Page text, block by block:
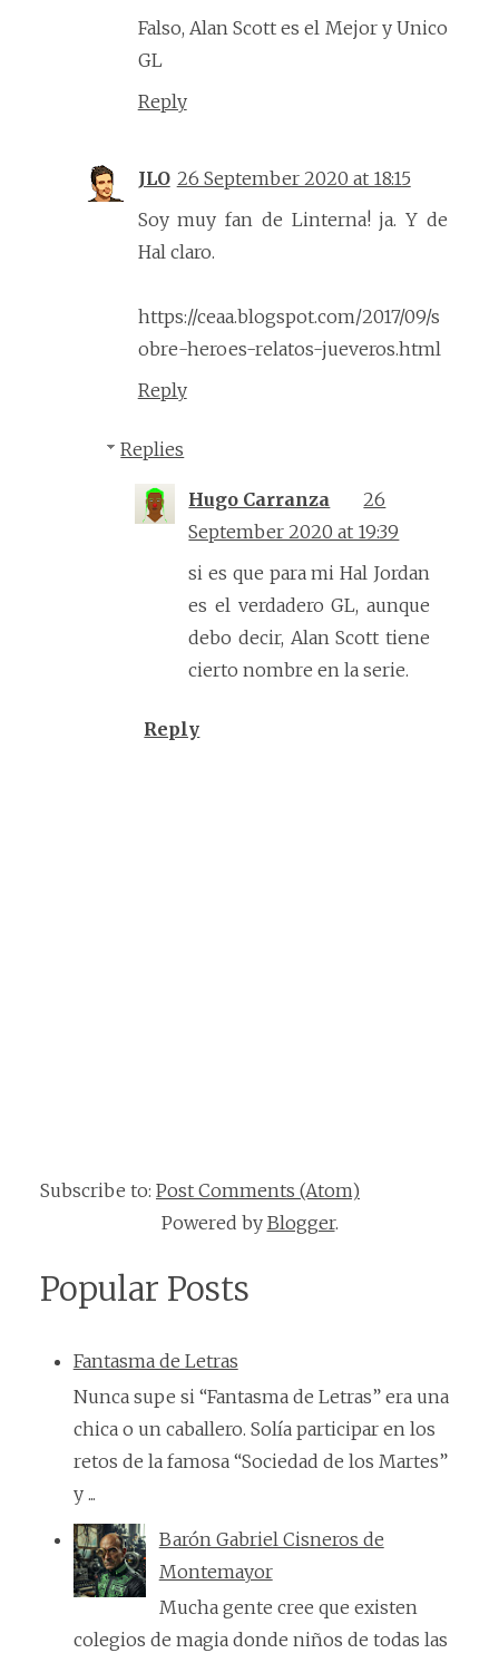
Falso, Alan Scott es el Mejor y Unico
GL
Reply
JLO 26 September 2020 at 18:15
Soy muy fan de Linterna! ja. Y de
Hal claro.
https://ceaa.blogspot.com/2017/09/s
obre-heroes-relatos-jueveros.html
Reply
Replies
Hugo Carranza
26
September 2020 at 19:39
si es que para mi Hal Jordan
es el verdadero GL, aunque
debo decir, Alan Scott tiene
cierto nombre en la serie.
Reply
Subscribe to: Post Comments (Atom)
Powered by Blogger.
Popular Posts
Fantasma de Letras
Nunca supe si “Fantasma de Letras” era una
chica o un caballero. Solía participar en los
retos de la famosa “Sociedad de los Martes”
y ...
Barón Gabriel Cisneros de
Montemayor
Mucha gente cree que existen
colegios de magia donde niños de todas las